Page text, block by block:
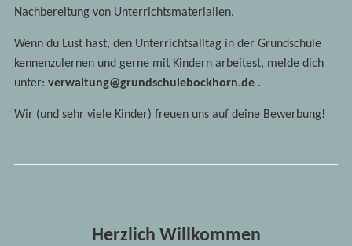
Herzlich Willkommen
Nachbereitung von Unterrichtsmaterialien.
Wenn du Lust hast, den Unterrichtsalltag in der Grundschule
kennenzulernen und gerne mit Kindern arbeitest, melde dich
unter: verwaltung@grundschulebockhorn.de.
Wir (und sehr viele Kinder) freuen uns auf deine Bewerbung!